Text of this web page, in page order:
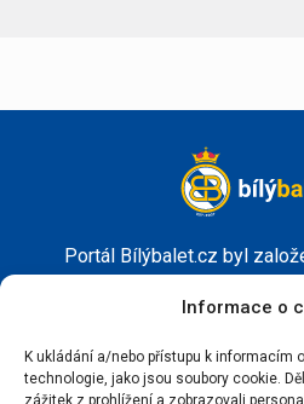
Informace o
K ukládání a/nebo přístupu k informacím
technologie, jako jsou soubory cookie.
zážitek z prohlížení a zobrazovali
Portál Bílýbalet.cz byl